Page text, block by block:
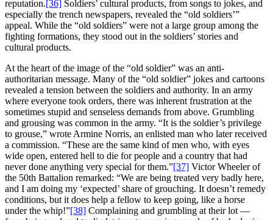
reputation.[36] Soldiers’ cultural products, from songs to jokes, and
especially the trench newspapers, revealed the “old soldiers’”
appeal. While the “old soldiers” were not a large group among the
fighting formations, they stood out in the soldiers’ stories and
cultural products.
At the heart of the image of the “old soldier” was an anti-
authoritarian message. Many of the “old soldier” jokes and cartoons
revealed a tension between the soldiers and authority. In an army
where everyone took orders, there was inherent frustration at the
sometimes stupid and senseless demands from above. Grumbling
and grousing was common in the army. “It is the soldier’s privilege
to grouse,” wrote Armine Norris, an enlisted man who later received
a commission. “These are the same kind of men who, with eyes
wide open, entered hell to die for people and a country that had
never done anything very special for them.”[37] Victor Wheeler of
the 50th Battalion remarked: “We are being treated very badly here,
and I am doing my ‘expected’ share of grouching. It doesn’t remedy
conditions, but it does help a fellow to keep going, like a horse
under the whip!”[38] Complaining and grumbling at their lot —